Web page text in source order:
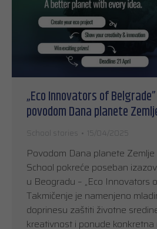
„Eco Innovators of
povodom Dana planete
School stories 15/04/2025
Povodom Dana planete
School pokreće poseban
u Beogradu – „Eco Innovators
Takmičenje je namenjeno
doprinesu zaštiti životne
kreativnost i ponude